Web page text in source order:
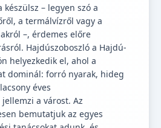
készülsz – legyen szó a
a termálvízről vagy a
–, érdemes előre
Hajdúszoboszló a Hajdú-
helyezkedik el, ahol a
dominál: forró nyarak, hideg
éves
a várost. Az
bemutatjuk az egyes